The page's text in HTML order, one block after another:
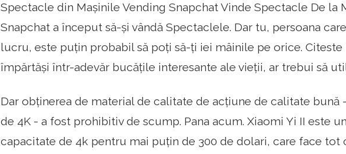
Spectacle din Mașinile Vending Snapchat Vinde Spectacle De la
Snapchat a început să-și vândă Spectaclele. Dar tu, persoana
lucru, este puțin probabil să poți să-ți iei mâinile pe orice. Citeste
împărtăși într-adevăr bucățile interesante ale vieții, ar trebui să
Dar obținerea de material de calitate de acțiune de calitate bună
de 4K - a fost prohibitiv de scump. Pana acum. Xiaomi Yi II este
capacitate de 4k pentru mai puțin de 300 de dolari, care face tot